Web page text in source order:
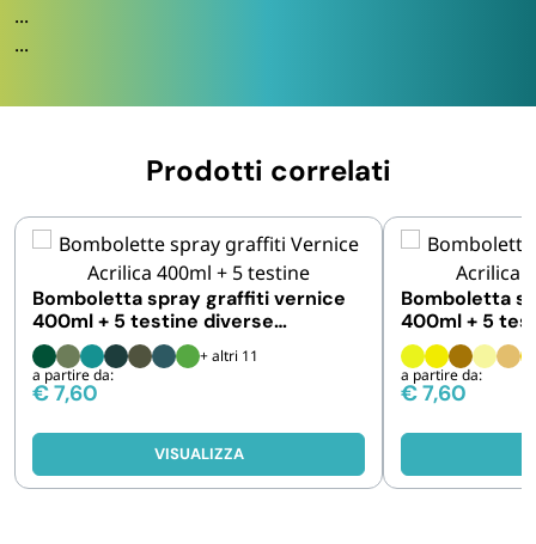
...
...
Prodotti correlati
Bomboletta spray graffiti vernice
400ml + 5 testine diverse
intercambiabili
+ altri 11
a partire da:
€7,60
VISUALIZZA
Bomboletta
400ml + 5
a partire da:
€7,60